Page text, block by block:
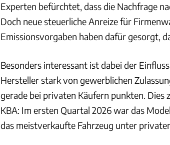
Experten befürchtet, dass die Nachfrage
Doch neue steuerliche Anreize für
Emissionsvorgaben haben dafür gesorgt,
Besonders interessant ist dabei der
Hersteller stark von gewerblichen
gerade bei privaten Käufern punkten. Dies
KBA: Im ersten Quartal 2026 war das
das meistverkaufte Fahrzeug unter